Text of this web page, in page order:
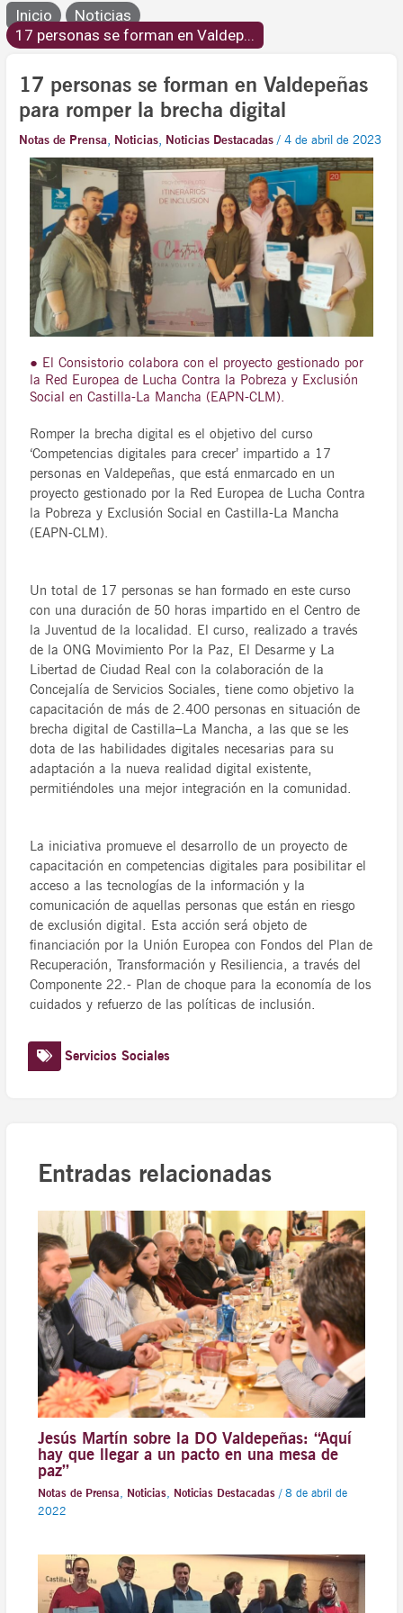
Inicio
Noticias
17 personas se forman en Valdep...
17 personas se forman en Valdepeñas
para romper la brecha digital
Notas de Prensa, Noticias, Noticias Destacadas /4 de abril de 2023
● El Consistorio colabora con el proyecto gestionado por
la Red Europea de Lucha Contra la Pobreza y Exclusión
Social en Castilla-La Mancha (EAPN-CLM).
Romper la brecha digital es el objetivo del curso
‘Competencias digitales para crecer’ impartido a 17
personas en Valdepeñas, que está enmarcado en un
proyecto gestionado por la Red Europea de Lucha Contra
la Pobreza y Exclusión Social en Castilla-La Mancha
(EAPN-CLM).
Un total de 17 personas se han formado en este curso
con una duración de 50 horas impartido en el Centro de
la Juventud de la localidad. El curso, realizado a través
de la ONG Movimiento Por la Paz, El Desarme y La
Libertad de Ciudad Real con la colaboración de la
Concejalía de Servicios Sociales, tiene como objetivo la
capacitación de más de 2.400 personas en situación de
brecha digital de Castilla–La Mancha, a las que se les
dota de las habilidades digitales necesarias para su
adaptación a la nueva realidad digital existente,
permitiéndoles una mejor integración en la comunidad.
La iniciativa promueve el desarrollo de un proyecto de
capacitación en competencias digitales para posibilitar el
acceso a las tecnologías de la información y la
comunicación de aquellas personas que están en riesgo
de exclusión digital. Esta acción será objeto de
financiación por la Unión Europea con Fondos del Plan de
Recuperación, Transformación y Resiliencia, a través del
Componente 22.- Plan de choque para la economía de los
cuidados y refuerzo de las políticas de inclusión.
Servicios Sociales
Entradas relacionadas
Jesús Martín sobre la DO Valdepeñas: “Aquí
hay que llegar a un pacto en una mesa de
paz”
Notas de Prensa Noticias, Noticias Destacadas/ 8 de abril de
2022